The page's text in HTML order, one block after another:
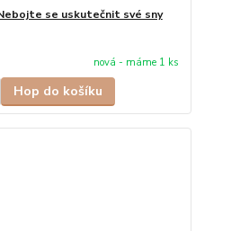
se uskutečnit své sny
nová - máme 1 ks
Hop do košíku